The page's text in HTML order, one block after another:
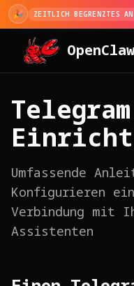
🎉 ZEITLICH BEGRENZTES
OpenClaw
Umfassende
Konfigurieren
Verbindung mit
Assistenten